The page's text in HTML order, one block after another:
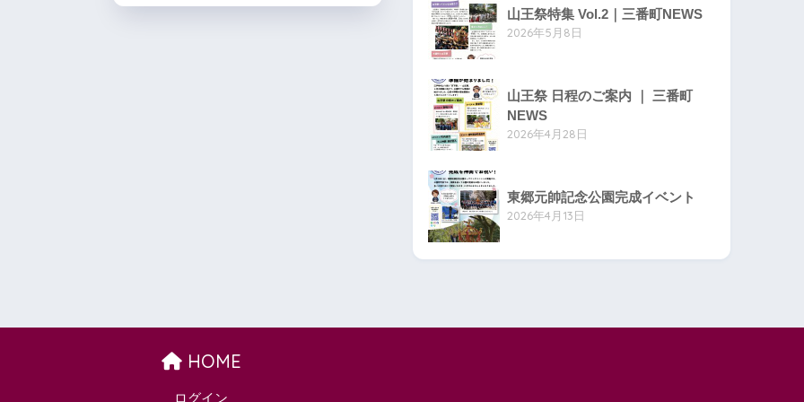
山王祭特集 Vol.2｜三番町NEWS
2026年5月8日
山王祭 日程のご案内 ｜ 三番町
NEWS
2026年4月28日
東郷元帥記念公園完成イベント
2026年4月13日
HOME
ログイン